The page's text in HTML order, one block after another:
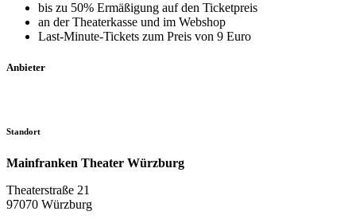
bis zu 50% Ermäßigung auf den Ticketpreis
an der Theaterkasse und im Webshop
Last-Minute-Tickets zum Preis von 9 Euro
Anbieter
Standort
Mainfranken Theater Würzburg
Theaterstraße 21
97070 Würzburg